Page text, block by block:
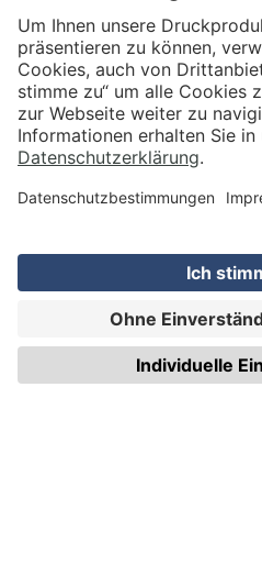
VERSAND
WIRmachenDRUCK GmbH